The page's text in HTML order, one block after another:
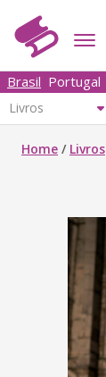
Brasil Portugal
Home / Livros